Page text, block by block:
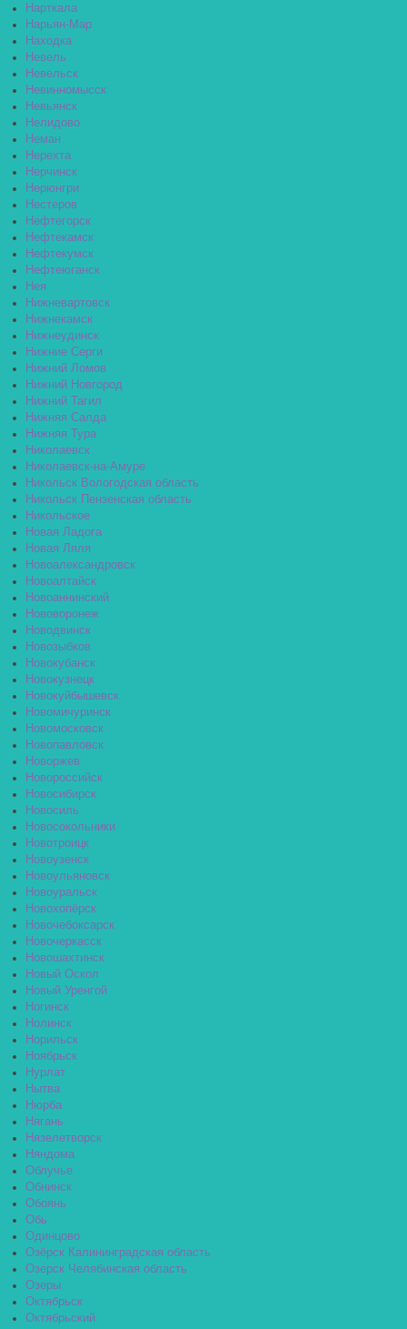
Нарткала
Нарьян-Мар
Находка
Невель
Невельск
Невинномысск
Невьянск
Нелидово
Неман
Нерехта
Нерчинск
Нерюнгри
Нестеров
Нефтегорск
Нефтекамск
Нефтекумск
Нефтеюганск
Нея
Нижневартовск
Нижнекамск
Нижнеудинск
Нижние Серги
Нижний Ломов
Нижний Новгород
Нижний Тагил
Нижняя Салда
Нижняя Тура
Николаевск
Николаевск-на-Амуре
Никольск Вологодская область
Никольск Пензенская область
Никольское
Новая Ладога
Новая Ляля
Новоалександровск
Новоалтайск
Новоаннинский
Нововоронеж
Новодвинск
Новозыбков
Новокубанск
Новокузнецк
Новокуйбышевск
Новомичуринск
Новомосковск
Новопавловск
Новоржев
Новороссийск
Новосибирск
Новосиль
Новосокольники
Новотроицк
Новоузенск
Новоульяновск
Новоуральск
Новохопёрск
Новочебоксарск
Новочеркасск
Новошахтинск
Новый Оскол
Новый Уренгой
Ногинск
Нолинск
Норильск
Ноябрьск
Нурлат
Нытва
Нюрба
Нягань
Нязелетворск
Няндома
Облучье
Обнинск
Обоянь
Обь
Одинцово
Озёрск Калининградская область
Озерск Челябинская область
Озеры
Октябрьск
Октябрьский